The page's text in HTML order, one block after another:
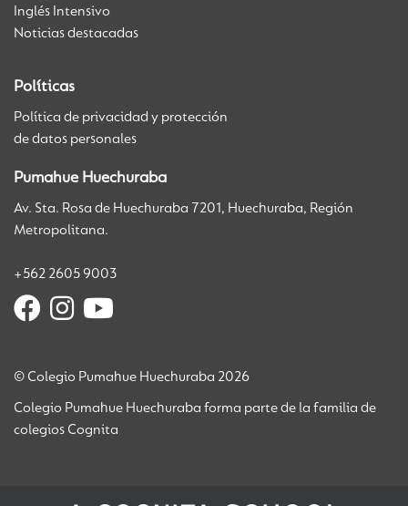
Inglés Intensivo
Noticias destacadas
Políticas
Política de privacidad y protección
de datos personales
Pumahue Huechuraba
Av. Sta. Rosa de Huechuraba 7201, Huechuraba, Región
Metropolitana.
+562 2605 9003
© Colegio Pumahue Huechuraba 2026
Colegio Pumahue Huechuraba forma parte de la familia de
colegios Cognita